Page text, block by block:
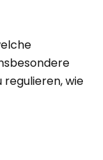
regulieren, wie